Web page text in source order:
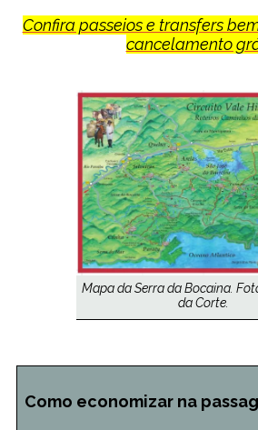
Confira passeios e transfers
cancelamento
Mapa da Serra da Bocaina.
da Corte.
Como economizar na